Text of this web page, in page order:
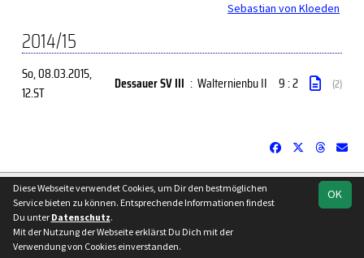
Sebastian von Kloeden
2014/15
So, 08.03.2015,
12.ST
Dessauer SV III : Walternienbu II 9 : 2 (2)
soccero.de
© 2006 - 2026
Besucherstatistik Kontakt Impressum
OK
Diese Webseite verwendet Cookies, um Dir den bestmöglichen
Service bieten zu können. Entsprechende Informationen findest
Du unter Datenschutz.
Mit der Nutzung der Webseite erklärst Du Dich mit der
Verwendung von Cookies einverstanden.